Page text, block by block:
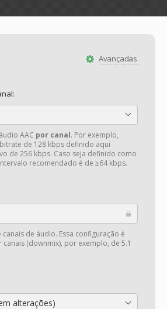
Avançadas
AAC por canal. Por exemplo,
de 128 kbps definido aqui
de 256 kbps. Caso seja definido como
recomendado é de ≥64 kbps.
de áudio. Essa configuração é
(downmix), por exemplo, de 5.1
alterações)